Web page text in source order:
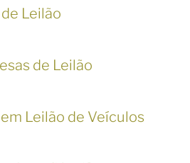
Leilão
de Leilão
Leilão de Veículos